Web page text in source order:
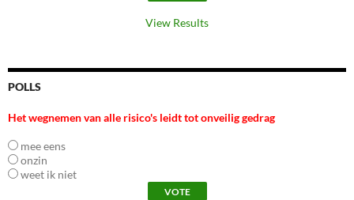
View Results
POLLS
Het wegnemen van alle risico's leidt tot onveilig gedrag
mee eens
onzin
weet ik niet